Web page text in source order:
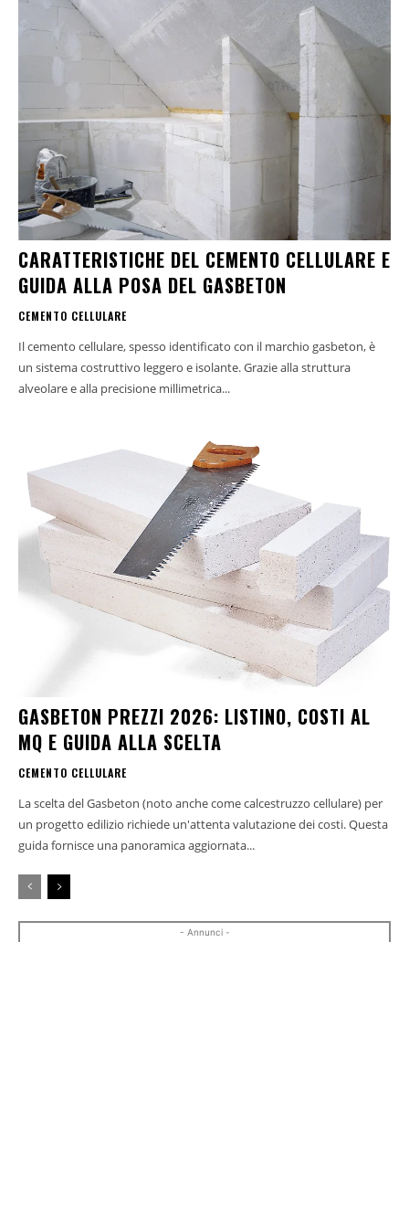
CARATTERISTICHE DEL CEMENTO CELLULARE E
GUIDA ALLA POSA DEL GASBETON
CEMENTO CELLULARE
Il cemento cellulare, spesso identificato con il marchio gasbeton, è
un sistema costruttivo leggero e isolante. Grazie alla struttura
alveolare e alla precisione millimetrica...
GASBETON PREZZI 2026: LISTINO, COSTI AL
MQ E GUIDA ALLA SCELTA
CEMENTO CELLULARE
La scelta del Gasbeton (noto anche come calcestruzzo cellulare) per
un progetto edilizio richiede un'attenta valutazione dei costi. Questa
guida fornisce una panoramica aggiornata...
- Annunci -